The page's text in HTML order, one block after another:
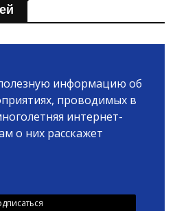
информацию об
проводимых в
интернет-
о них расскажет